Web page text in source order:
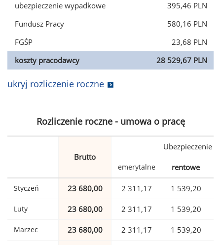
ubezpieczenie wypadkowe
395,46 PLN
Fundusz Pracy
580,16 PLN
FGŚP
23,68 PLN
koszty pracodawcy
28 529,67 PLN
ukryj rozliczenie roczne
Rozliczenie roczne - umowa o pracę
Brutto
Ubezpieczenie
emerytalne rentowe
Styczeń 23 680,00 2 311,17 1 539,20
Luty 23 680,00 2 311,17 1 539,20
Marzec 23 680,00 2 311,17 1 539,20